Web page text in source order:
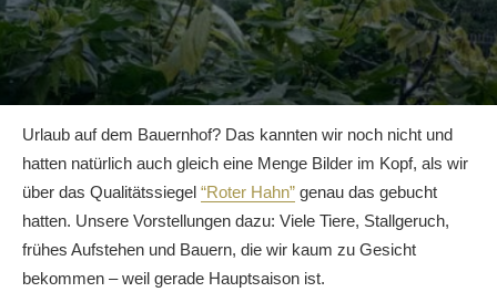
Urlaub auf dem Bauernhof? Das kannten wir noch nicht und
hatten natürlich auch gleich eine Menge Bilder im Kopf, als wir
über das Qualitätssiegel “Roter Hahn” genau das gebucht
hatten. Unsere Vorstellungen dazu: Viele Tiere, Stallgeruch,
frühes Aufstehen und Bauern, die wir kaum zu Gesicht
bekommen – weil gerade Hauptsaison ist.